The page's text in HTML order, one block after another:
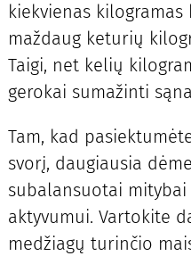
kiekvienas
maždaug keturių
Taigi, net kelių
gerokai sumažinti
Tam, kad
svorį, daugiausia
subalansuotai
aktyvumui. Vartokite
medžiagų turinčio